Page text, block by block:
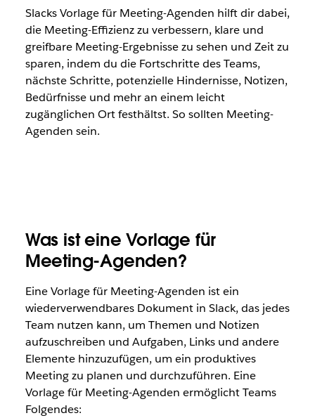
Slacks Vorlage für Meeting-Agenden hilft dir dabei,
die Meeting-Effizienz zu verbessern, klare und
greifbare Meeting-Ergebnisse zu sehen und Zeit zu
sparen, indem du die Fortschritte des Teams,
nächste Schritte, potenzielle Hindernisse, Notizen,
Bedürfnisse und mehr an einem leicht
zugänglichen Ort festhältst. So sollten Meeting-
Agenden sein.
Was ist eine Vorlage für
Meeting-Agenden?
Eine Vorlage für Meeting-Agenden ist ein
wiederverwendbares Dokument in Slack, das jedes
Team nutzen kann, um Themen und Notizen
aufzuschreiben und Aufgaben, Links und andere
Elemente hinzuzufügen, um ein produktives
Meeting zu planen und durchzuführen. Eine
Vorlage für Meeting-Agenden ermöglicht Teams
Folgendes: